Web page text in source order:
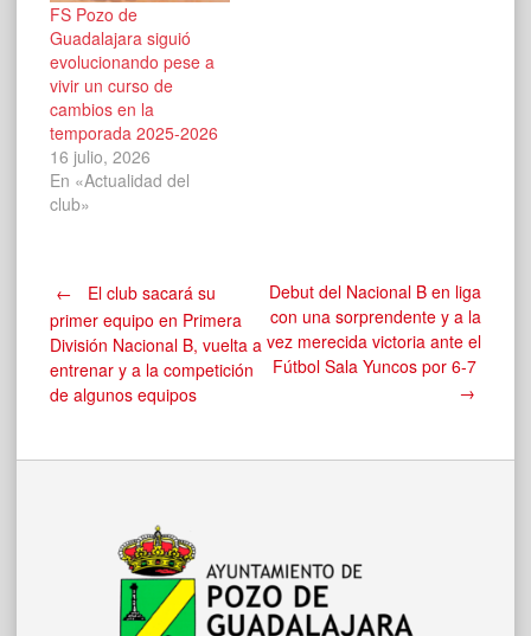
FS Pozo de
Guadalajara siguió
evolucionando pese a
vivir un curso de
cambios en la
temporada 2025-2026
16 julio, 2026
En «Actualidad del
club»
Navegación
de
←
El club sacará su
primer equipo en Primera
División Nacional B, vuelta a
entrenar y a la competición
de algunos equipos
Debut del Nacional B en liga
con una sorprendente y a la
vez merecida victoria ante el
Fútbol Sala Yuncos por 6-7
→